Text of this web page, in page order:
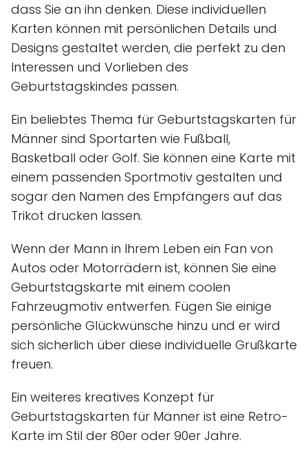
dass Sie an ihn denken. Diese individuellen
Karten können mit persönlichen Details und
Designs gestaltet werden, die perfekt zu den
Interessen und Vorlieben des
Geburtstagskindes passen.
Ein beliebtes Thema für Geburtstagskarten für
Männer sind Sportarten wie Fußball,
Basketball oder Golf. Sie können eine Karte mit
einem passenden Sportmotiv gestalten und
sogar den Namen des Empfängers auf das
Trikot drucken lassen.
Wenn der Mann in Ihrem Leben ein Fan von
Autos oder Motorrädern ist, können Sie eine
Geburtstagskarte mit einem coolen
Fahrzeugmotiv entwerfen. Fügen Sie einige
persönliche Glückwünsche hinzu und er wird
sich sicherlich über diese individuelle Grußkarte
freuen.
Ein weiteres kreatives Konzept für
Geburtstagskarten für Männer ist eine Retro-
Karte im Stil der 80er oder 90er Jahre.